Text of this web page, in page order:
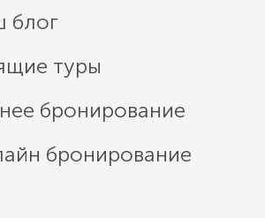
блог
туры
бронирование
бронирование